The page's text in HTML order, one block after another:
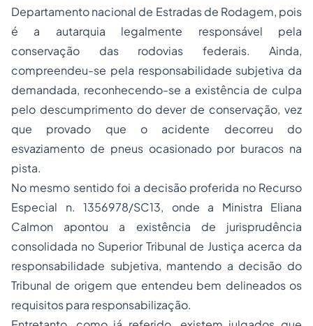
Departamento nacional de Estradas de Rodagem, pois
é a autarquia legalmente responsável pela
conservação das rodovias federais. Ainda,
compreendeu-se pela responsabilidade subjetiva da
demandada, reconhecendo-se a existência de culpa
pelo descumprimento do dever de conservação, vez
que provado que o acidente decorreu do
esvaziamento de pneus ocasionado por buracos na
pista.
No mesmo sentido foi a decisão proferida no Recurso
Especial n. 1356978/SC13, onde a Ministra Eliana
Calmon apontou a existência de jurisprudência
consolidada no Superior Tribunal de Justiça acerca da
responsabilidade subjetiva, mantendo a decisão do
Tribunal de origem que entendeu bem delineados os
requisitos para responsabilização.